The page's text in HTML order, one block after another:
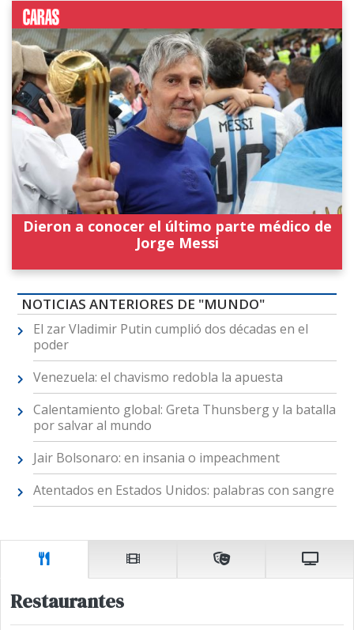
Dieron a conocer el último parte médico de
Jorge Messi
NOTICIAS ANTERIORES DE "MUNDO"
El zar Vladimir Putin cumplió dos décadas en el
poder
Venezuela: el chavismo redobla la apuesta
Calentamiento global: Greta Thunsberg y la batalla
por salvar al mundo
Jair Bolsonaro: en insania o impeachment
Atentados en Estados Unidos: palabras con sangre
Restaurantes